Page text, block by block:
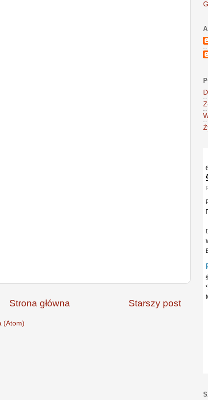
Starszy post
Strona główna
(Atom)